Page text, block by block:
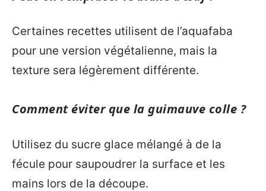
Certaines recettes utilisent de l’aquafaba
pour une version végétalienne, mais la
texture sera légèrement différente.
Comment éviter que la guimauve colle ?
Utilisez du sucre glace mélangé à de la
fécule pour saupoudrer la surface et les
mains lors de la découpe.